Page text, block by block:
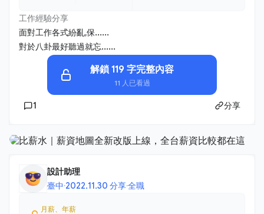
工作經驗分享
面對工作各式紛亂,保......
對於八卦最好聽過就忘......
解鎖 119 字完整內容
11 人已看過
1 分享
設計助理
臺中·2022.11.30 分享·全職
月薪、年薪